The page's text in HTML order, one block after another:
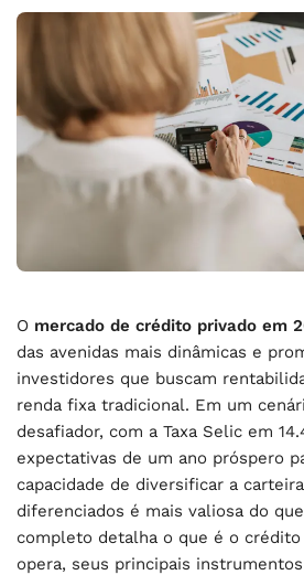
O mercado de crédito privado em
das avenidas mais dinâmicas e
investidores que buscam
renda fixa tradicional. Em um
desafiador, com a Taxa Selic em
expectativas de um ano próspero
capacidade de diversificar a
diferenciados é mais valiosa do
completo detalha o que é o
opera, seus principais